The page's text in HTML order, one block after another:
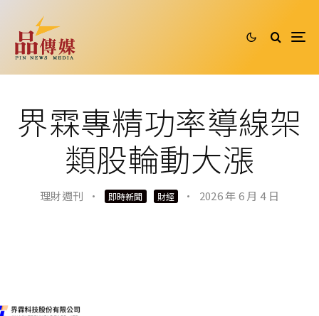
界霖專精功率導線架
類股輪動大漲
理財週刊 · 即時新聞 財經 · 2026 年 6 月 4 日